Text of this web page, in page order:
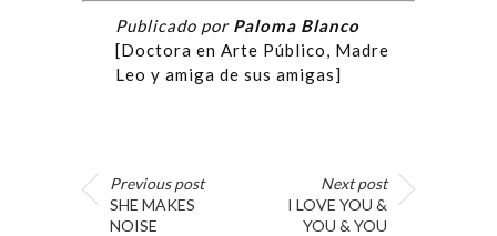
Publicado por Paloma Blanco
[Doctora en Arte Público, Madre
Leo y amiga de sus amigas]
Previous post
SHE MAKES
NOISE
Next post
I LOVE YOU &
YOU & YOU